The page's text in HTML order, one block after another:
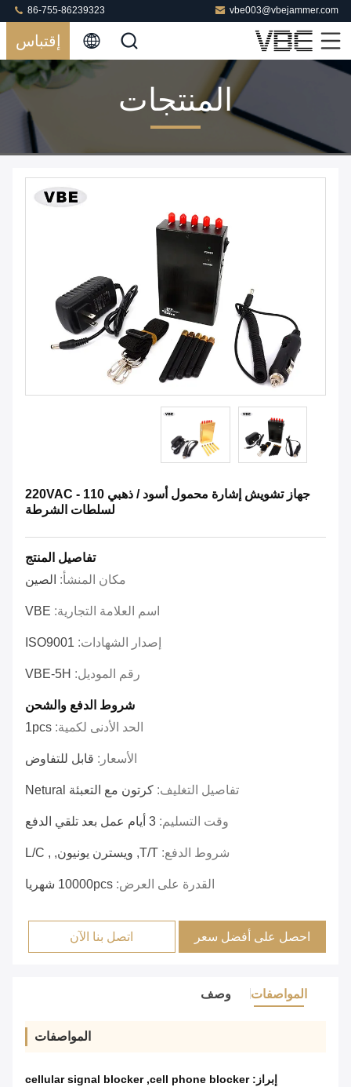
vbe003@vbejammer.com
86-755-86239323
إقتباس
المنتجات
جهاز تشويش إشارة محمول أسود / ذهبي 110 - 220VAC
لسلطات الشرطة
تفاصيل المنتج
مكان المنشأ: الصين
اسم العلامة التجارية: VBE
إصدار الشهادات: ISO9001
رقم الموديل: VBE-5H
شروط الدفع والشحن
الحد الأدنى لكمية: 1pcs
الأسعار: قابل للتفاوض
تفاصيل التغليف: كرتون مع التعبئة Netural
وقت التسليم: 3 أيام عمل بعد تلقي الدفع
شروط الدفع: T/T, ويسترن يونيون, , L/C
القدرة على العرض: 10000pcs شهريا
احصل على أفضل سعر اتصل بنا الآن
المواصفات وصف
المواصفات
إبراز:cell phone blocker
,
cellular signal blocker